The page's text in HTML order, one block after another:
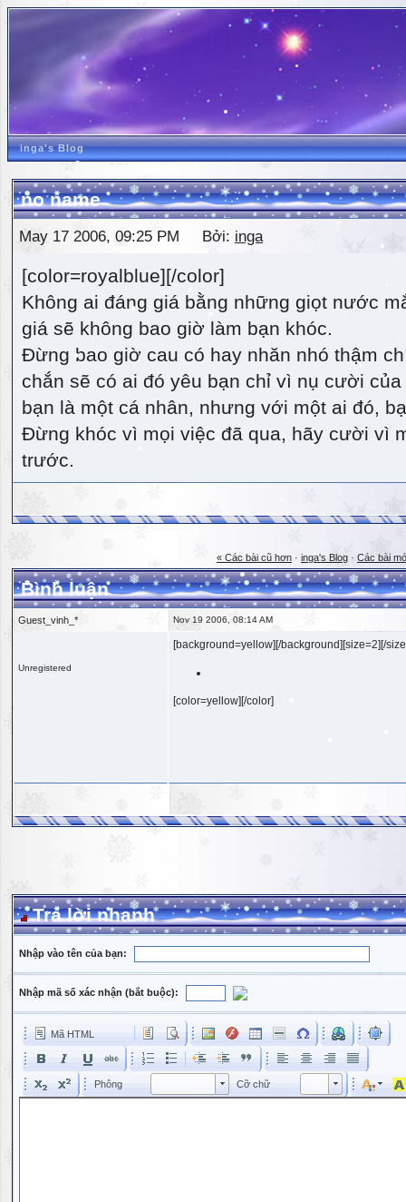
inga's Blog
no name
May 17 2006, 09:25 PM Bởi: inga
[color=royalblue][/color]
Không ai đáng giá bằng những giọt nước
giá sẽ không bao giờ làm bạn khóc.
Đừng bao giờ cau có hay nhăn nhó thậm
chắn sẽ có ai đó yêu bạn chỉ vì nụ cười
bạn là một cá nhân, nhưng với một ai đó,
Đừng khóc vì mọi việc đã qua, hãy cười vì
trước.
« Các bài cũ hơn · inga's Blog · Các bài
Bình luận
Guest_vinh_* Nov 19 2006, 08:14 AM
Unregistered
[background=yellow][/background][size=2][/
[color=yellow][/color]
Trả lời nhanh
Nhập vào tên của bạn:
Nhập mã số xác nhận (bắt buộc):
Mã HTML
Phông Phông Cỡ chữ Kích cỡ phông